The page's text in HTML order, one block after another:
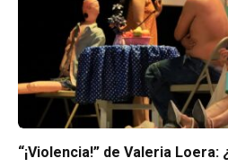
“¡Violencia!” de Valeria Loera: